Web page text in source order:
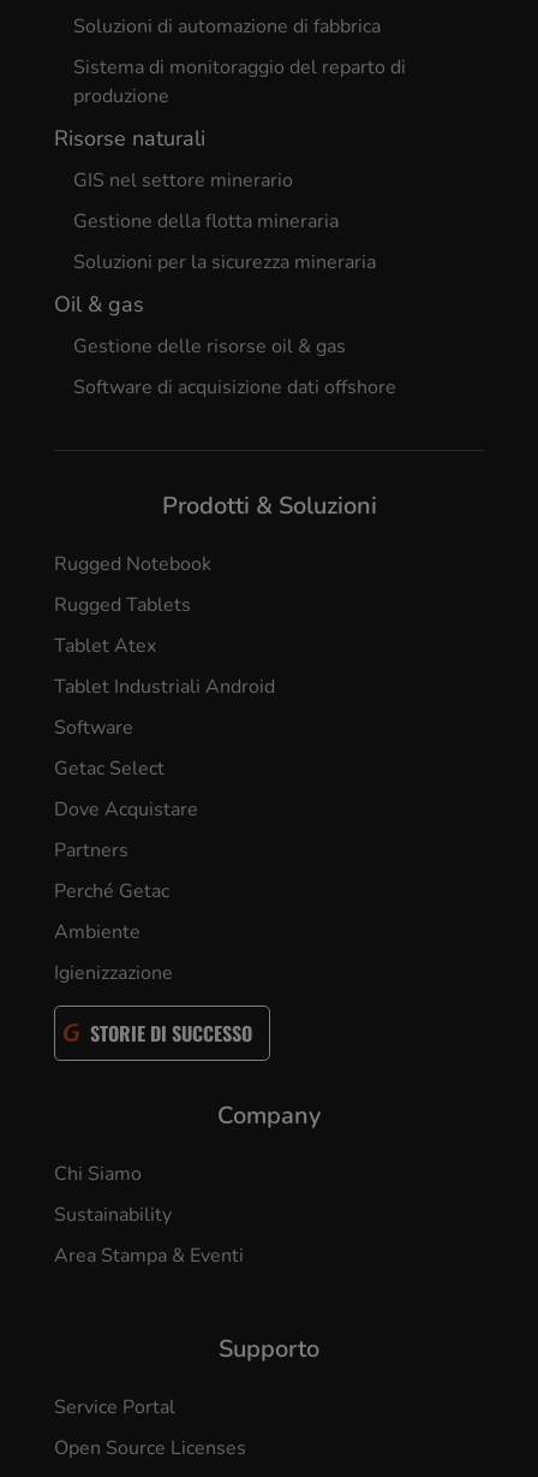
Soluzioni di automazione di fabbrica
Sistema di monitoraggio del reparto di
produzione
Risorse naturali
GIS nel settore minerario
Gestione della flotta mineraria
Soluzioni per la sicurezza mineraria
Oil & gas
Gestione delle risorse oil & gas
Software di acquisizione dati offshore
Prodotti & Soluzioni
Rugged Notebook
Rugged Tablets
Tablet Atex
Tablet Industriali Android
Software
Getac Select
Dove Acquistare
Partners
Perché Getac
Ambiente
Igienizzazione
STORIE DI SUCCESSO
Company
Chi Siamo
Sustainability
Area Stampa & Eventi
Supporto
Service Portal
Open Source Licenses